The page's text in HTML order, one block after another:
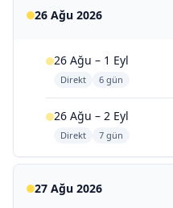
26 Ağu 2026
26 Ağu – 1 Eyl
Direkt 6 gün
26 Ağu – 2 Eyl
Direkt 7 gün
27 Ağu 2026